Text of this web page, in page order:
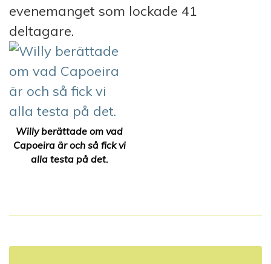
evenemanget som lockade 41
deltagare.
Willy berättade om vad
Capoeira är och så fick vi
alla testa på det.
n